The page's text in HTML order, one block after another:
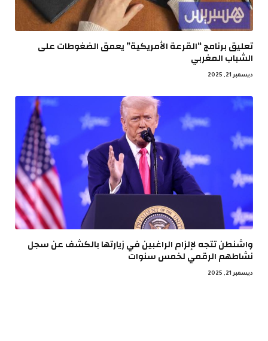
تعليق برنامج “القرعة الأمريكية” يعمق الضغوطات على
الشباب المغربي
ديسمبر 21, 2025
واشنطن تتجه لإلزام الراغبين في زيارتها بالكشف عن سجل
نشاطهم الرقمي لخمس سنوات
ديسمبر 21, 2025